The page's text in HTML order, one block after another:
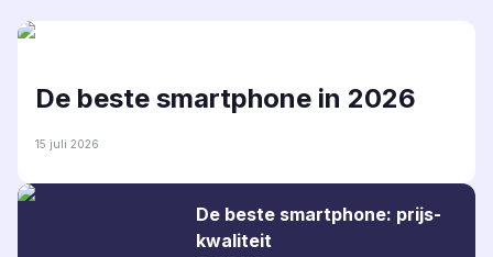
De beste smartphone in 2026
15 juli 2026
De beste smartphone: prijs-
kwaliteit